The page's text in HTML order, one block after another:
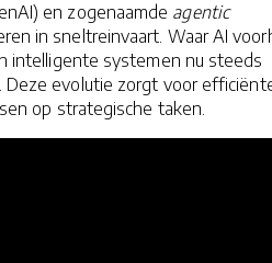
en zogenaamde agentic
in sneltreinvaart. Waar AI
intelligente systemen nu steeds
evolutie zorgt voor
op strategische taken.